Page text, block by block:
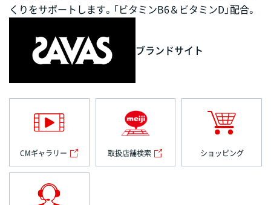
くりをサポートします。「ビタミンB6＆ビタミンD」配合。
ブランドサイト
CMギャラリー 取扱店舗検索 ショッピング